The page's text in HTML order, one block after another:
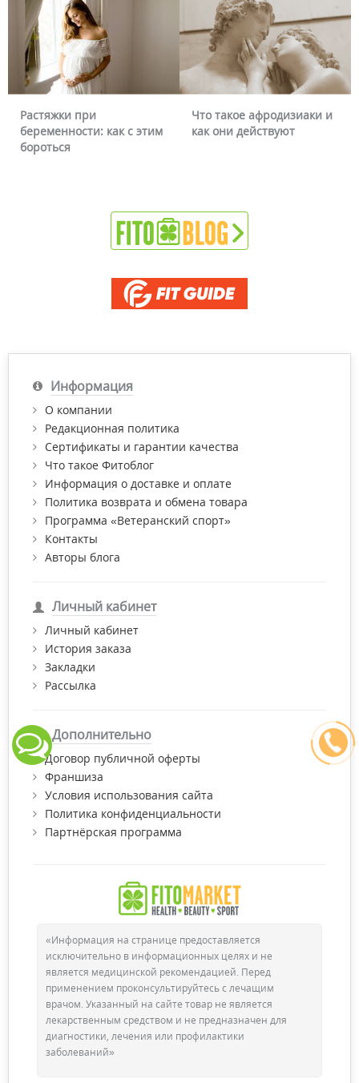
при
как с этим
Что такое афродизиаки и
как они действуют
Информация
О компании
Редакционная политика
Сертификаты и гарантии качества
Что такое Фитоблог
Информация о доставке и оплате
Политика возврата и обмена товара
Программа «Ветеранский спорт»
Контакты
Авторы блога
Личный кабинет
Личный кабинет
История заказа
Закладки
Рассылка
Дополнительно
Договор публичной оферты
Франшиза
Условия использования сайта
Политика конфиденциальности
Партнёрская программа
«Информация на странице предоставляется
исключительно в информационных целях и не
является медицинской рекомендацией. Перед
применением проконсультируйтесь с лечащим
врачом. Указанный на сайте товар не является
лекарственным средством и не предназначен для
диагностики, лечения или профилактики
заболеваний»